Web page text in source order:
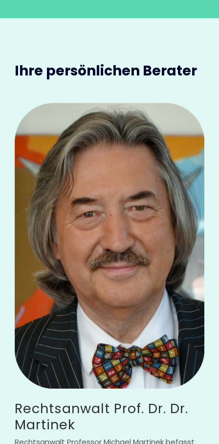
Ihre persönlichen Berater
Rechtsanwalt Prof. Dr. Dr.
Martinek
Rechtsanwalt Professor Michael Martinek befasst